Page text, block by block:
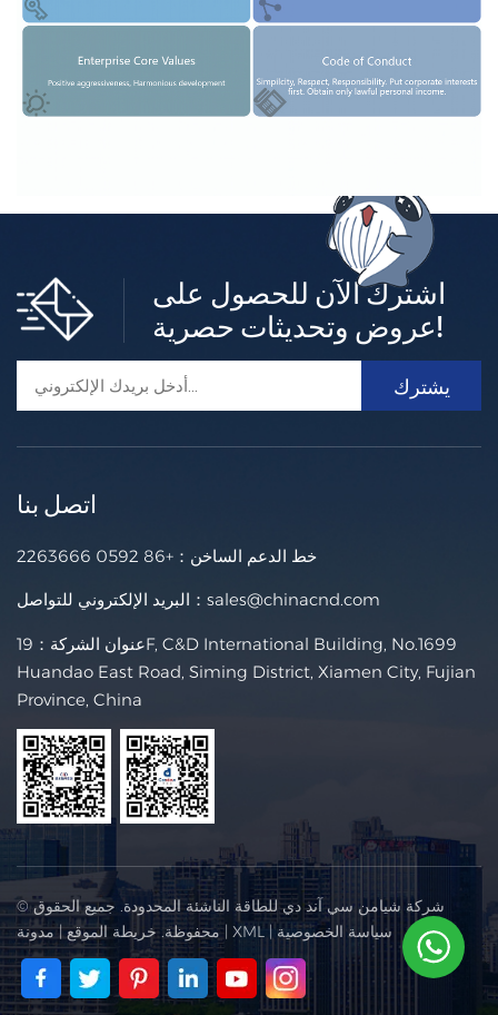
اشترك الآن للحصول على
عروض وتحديثات حصرية!
اتصل بنا
خط الدعم الساخن： +86 0592 2263666
البريد الإلكتروني للتواصل： sales@chinacnd.com
عنوان الشركة：19F, C&D International Building, No.1699
Huandao East Road, Siming District, Xiamen City, Fujian
Province, China
© شركة شيامن سي آند دي للطاقة الناشئة المحدودة. جميع الحقوق
محفوظة.خريطة الموقع|مدونة | XML |سياسة الخصوصية